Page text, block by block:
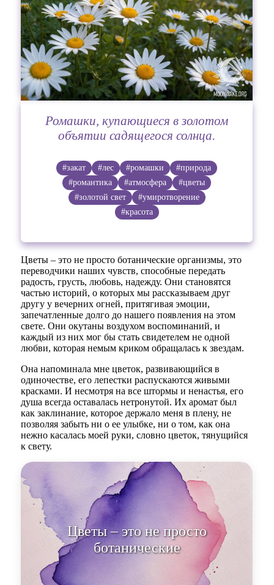
Ромашки, купающиеся в золотом
объятии садящегося солнца.
#закат #лес #ромашки
#природа
#романтика
#атмосфера
#цветы
#золотой свет
#умиротворение
#красота
Цветы – это не просто ботанические организмы, это
переводчики наших чувств, способные передать
радость, грусть, любовь, надежду. Они становятся
частью историй, о которых мы рассказываем друг
другу у вечерних огней, притягивая эмоции,
запечатленные долго до нашего появления на этом
свете. Они окутаны воздухом воспоминаний, и
каждый из них мог бы стать свидетелем не одной
любви, которая немым криком обращалась к звездам.
Она напоминала мне цветок, развивающийся в
одиночестве, его лепестки распускаются живыми
красками. И несмотря на все штормы и ненастья, его
душа всегда оставалась нетронутой. Их аромат был
как заклинание, которое держало меня в плену, не
позволяя забыть ни о ее улыбке, ни о том, как она
нежно касалась моей руки, словно цветок, тянущийся
к свету.
Цветы – это не просто
ботанические организмы, это